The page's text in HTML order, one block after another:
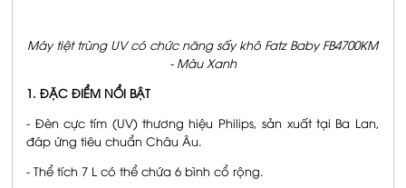
Máy tiệt trùng UV có chức năng sấy khô Fatz Baby FB4700KM
- Màu Xanh
1. ĐẶC ĐIỂM NỔI BẬT
- Đèn cực tím (UV) thương hiệu Philips, sản xuất tại Ba Lan,
đáp ứng tiêu chuẩn Châu Âu.
- Thể tích 7 L có thể chứa 6 bình cổ rộng.